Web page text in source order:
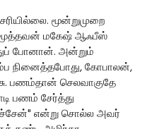
மூன்றுமுறை
மூத்தவன் மகேஷ் ஆஃபீஸ்
போனான். அன்றும்
நினைத்தபோது, கோபாலன்,
பணம்தான் செலவாகுதே
பணம் சேர்த்து
என்று சொல்ல அவர்